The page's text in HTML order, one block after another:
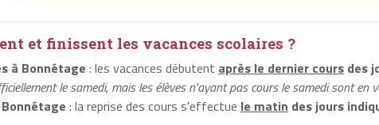
et finissent les vacances scolaires ?
à Bonnétage : les vacances débutent après le dernier cours des
le samedi, mais les élèves n'ayant pas cours le samedi sont en
: la reprise des cours s'effectue le matin des jours